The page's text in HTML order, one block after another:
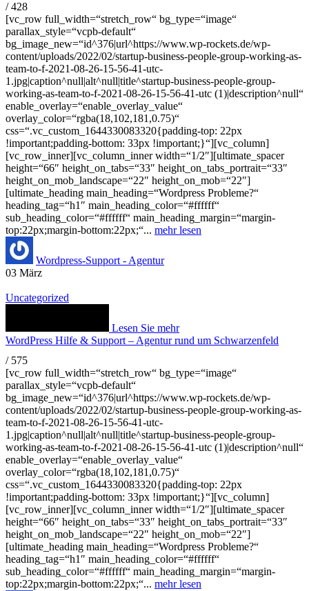
/ 428
[vc_row full_width=“stretch_row“ bg_type=“image“
parallax_style=“vcpb-default“
bg_image_new=“id^376|url^https://www.wp-rockets.de/wp-
content/uploads/2022/02/startup-business-people-group-working-as-
team-to-f-2021-08-26-15-56-41-utc-
1.jpg|caption^null|alt^null|title^startup-business-people-group-
working-as-team-to-f-2021-08-26-15-56-41-utc (1)|description^null“
enable_overlay=“enable_overlay_value“
overlay_color=“rgba(18,102,181,0.75)“
css=“.vc_custom_1644330083320{padding-top: 22px
!important;padding-bottom: 33px !important;}“][vc_column]
[vc_row_inner][vc_column_inner width=“1/2″][ultimate_spacer
height=“66″ height_on_tabs=“33″ height_on_tabs_portrait=“33″
height_on_mob_landscape=“22″ height_on_mob=“22″]
[ultimate_heading main_heading=“Wordpress Probleme?“
heading_tag=“h1″ main_heading_color=“#ffffff“
sub_heading_color=“#ffffff“ main_heading_margin=“margin-
top:22px;margin-bottom:22px;“... mehr lesen
Wordpress-Support - Agentur
03 März
Uncategorized
Lesen Sie mehr
WordPress Hilfe & Support – Agentur rund um Schwarzenfeld
/ 575
[vc_row full_width=“stretch_row“ bg_type=“image“
parallax_style=“vcpb-default“
bg_image_new=“id^376|url^https://www.wp-rockets.de/wp-
content/uploads/2022/02/startup-business-people-group-working-as-
team-to-f-2021-08-26-15-56-41-utc-
1.jpg|caption^null|alt^null|title^startup-business-people-group-
working-as-team-to-f-2021-08-26-15-56-41-utc (1)|description^null“
enable_overlay=“enable_overlay_value“
overlay_color=“rgba(18,102,181,0.75)“
css=“.vc_custom_1644330083320{padding-top: 22px
!important;padding-bottom: 33px !important;}“][vc_column]
[vc_row_inner][vc_column_inner width=“1/2″][ultimate_spacer
height=“66″ height_on_tabs=“33″ height_on_tabs_portrait=“33″
height_on_mob_landscape=“22″ height_on_mob=“22″]
[ultimate_heading main_heading=“Wordpress Probleme?“
heading_tag=“h1″ main_heading_color=“#ffffff“
sub_heading_color=“#ffffff“ main_heading_margin=“margin-
top:22px;margin-bottom:22px;“... mehr lesen